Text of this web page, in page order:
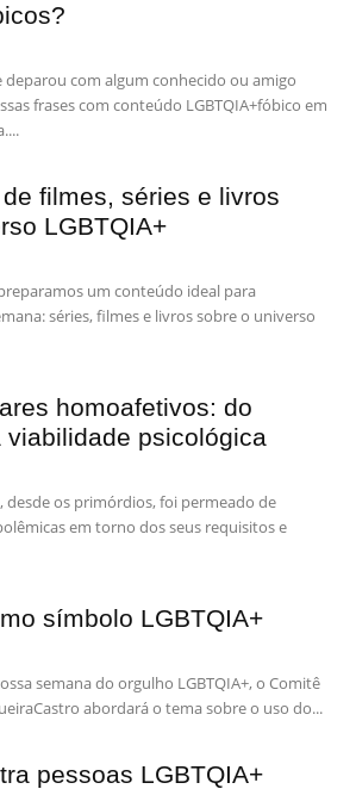
deparou com algum conhecido ou amigo
frases com conteúdo LGBTQIA+fóbico em
filmes, séries e livros
LGBTQIA+
um conteúdo ideal para
séries, filmes e livros sobre o universo
homoafetivos: do
viabilidade psicológica
os primórdios, foi permeado de
em torno dos seus requisitos e
símbolo LGBTQIA+
semana do orgulho LGBTQIA+, o Comitê
abordará o tema sobre o uso do...
pessoas LGBTQIA+